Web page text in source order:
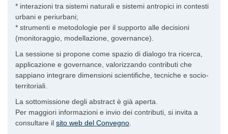
* interazioni tra sistemi naturali e sistemi antropici in contesti
urbani e periurbani;
* strumenti e metodologie per il supporto alle decisioni
(monitoraggio, modellazione, governance).
La sessione si propone come spazio di dialogo tra ricerca,
applicazione e governance, valorizzando contributi che
sappiano integrare dimensioni scientifiche, tecniche e socio-
territoriali.
La sottomissione degli abstract è già aperta.
Per maggiori informazioni e invio dei contributi, si invita a
consultare il sito web del Convegno